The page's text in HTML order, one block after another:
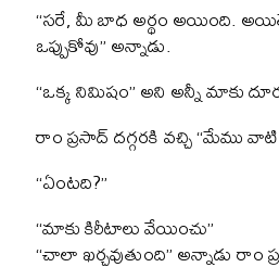
“సరే, మీ బాధ అర్థం అయింది. అయితే
ఒప్పుకోవు” అన్నాడు.
“ఒక్క నిమిషం” అని అన్నీ మాకు
రాం ప్రసాద్ దగ్గరకి వచ్చి “మేము
“ఏంటది?”
“మాకు కిరీటాలు వేయించు”
“చాలా ఖర్చవుతుంది” అన్నాడు రాం